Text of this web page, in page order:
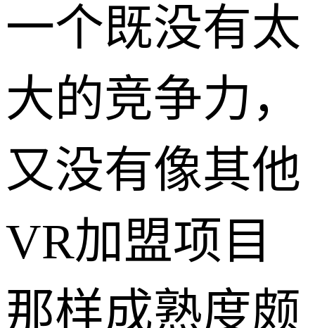
一个既没有太
大的竞争力，
又没有像其他
VR加盟项目
那样成熟度颇